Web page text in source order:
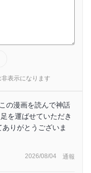
表示になります
の漫画を読んで神話
を運ばせていただき
りがとうございま
2026/08/04 通報